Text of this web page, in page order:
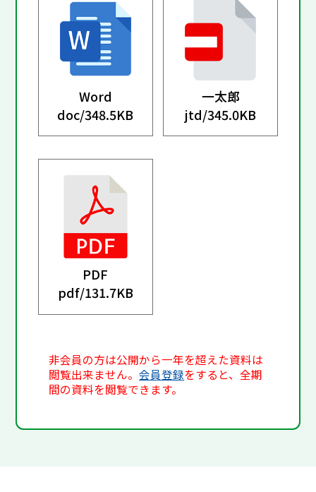
Word
doc/348.5KB
一太郎
jtd/345.0KB
PDF
pdf/131.7KB
非会員の方は公開から一年を超えた資料は
閲覧出来ません。会員登録をすると、全期
間の資料を閲覧できます。